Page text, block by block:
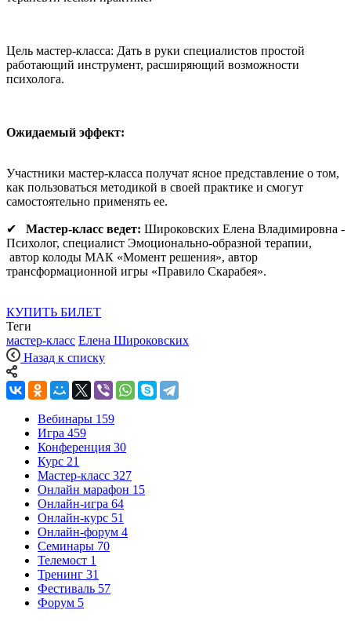
Цель мастер-класса: Дать в руки специалистов простой
работающий инструмент, расширяющий возможности
психолога.
Ожидаемый эффект:
Участники мастер-класса получат ясное представление о том,
как пользоваться методикой в своей практике и смогут
самостоятельно применять ее.
✔ Мастер-класс ведет: Широковских Елена Владимировна -
Психолог, специалист Эмоционально-образной терапии,
автор колоды МАК «Момент решения», автор
трансформационной игры «Правило Скарабея».
КУПИТЬ БИЛЕТ
Теги
мастер-класс Елена Широковских
Назад к списку
Вебинары 159
Игра 459
Конференция 30
Курс 21
Мастер-класс 327
Онлайн марафон 15
Онлайн-игра 64
Онлайн-курс 51
Онлайн-форум 4
Семинары 70
Телемост 1
Тренинг 31
Фестиваль 57
Форум 5